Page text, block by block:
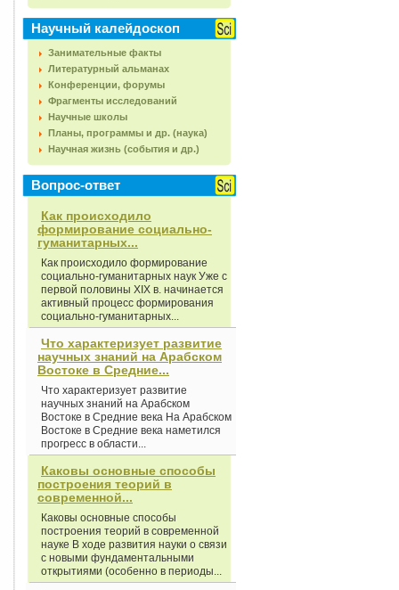
Научный калейдоскоп
Занимательные факты
Литературный альманах
Конференции, форумы
Фрагменты исследований
Научные школы
Планы, программы и др. (наука)
Научная жизнь (события и др.)
Вопрос-ответ
Как происходило
формирование социально-
гуманитарных...
Как происходило формирование
социально-гуманитарных наук Уже с
первой половины XIX в. начинается
активный процесс формирования
социально-гуманитарных...
Что характеризует развитие
научных знаний на Арабском
Востоке в Средние...
Что характеризует развитие
научных знаний на Арабском
Востоке в Средние века На Арабском
Востоке в Средние века наметился
прогресс в области...
Каковы основные способы
построения теорий в
современной...
Каковы основные способы
построения теорий в современной
науке В ходе развития науки о связи
с новыми фундаментальными
открытиями (особенно в периоды...